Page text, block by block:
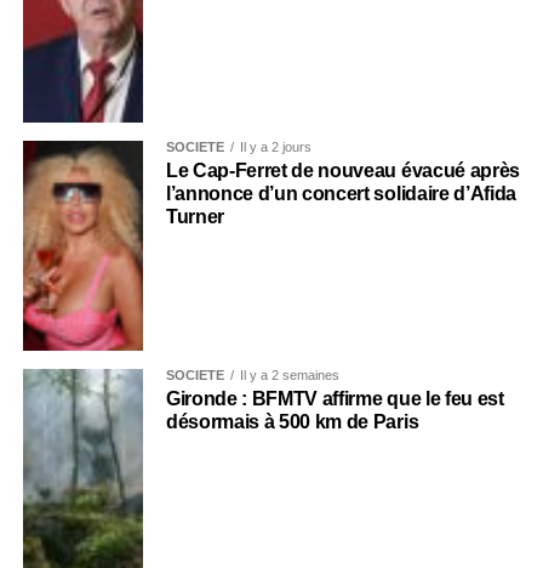
SOCIÉTÉ Il y a 2 jours
Le Cap-Ferret de nouveau évacué après
l’annonce d’un concert solidaire d’Afida
Turner
SOCIÉTÉ Il y a 2 semaines
Gironde : BFMTV affirme que le feu est
désormais à 500 km de Paris